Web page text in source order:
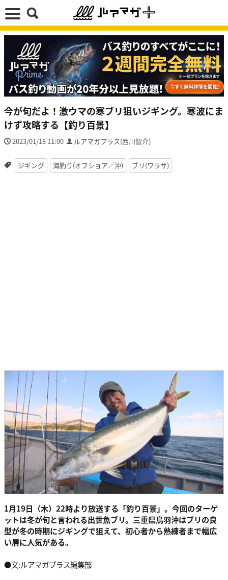
今が旬だよ！激ウマの寒ブリ狙いジギング。寒波にま
けず攻略する【釣り百景】
2023/01/18 11:00 ルアマガプラス(西川智介)
ジギング 海釣り(オフショア／沖) ブリ(ワラサ)
1月19日（木）22時より放送する「釣り百景」。今回のターゲ
ットは冬が旬と言われる出世魚ブリ。三重県鳥羽沖はブリの良
型が冬の時期にジギングで狙えて、初心者から熟練者まで幅広
い層に人気がある。
●文:ルアマガプラス編集部